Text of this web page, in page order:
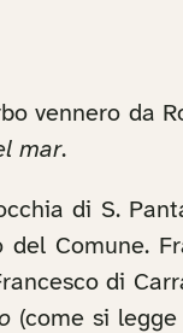
vennero da
mar.
di S.
Comune.
di
(come si